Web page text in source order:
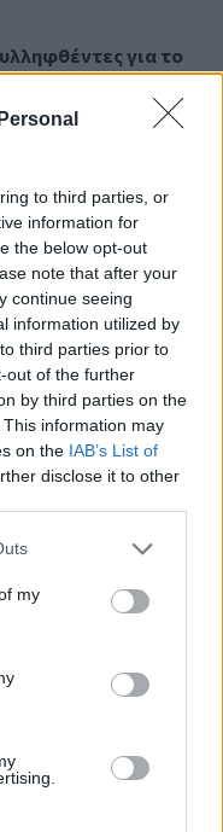
to third parties, or
information for
the below opt-out
note that after your
continue seeing
information utilized by
third parties prior to
out of the further
by third parties on the
This information may
on the IAB’s List of
disclose it to other
my
για το
για το
και οι 5
σελίδα
page
page
Δημοφιλή
Παπαδογιαννάκη στο
μειώνουν
bar για τον